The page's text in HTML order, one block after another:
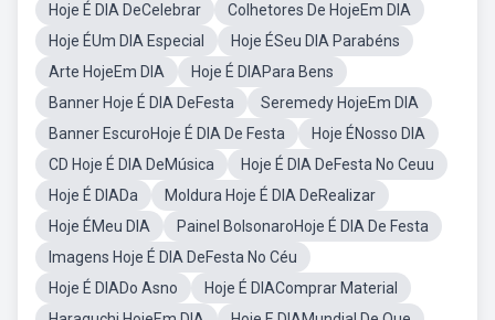
Hoje É DIA DeCelebrar
Colhetores De HojeEm DIA
Hoje ÉUm DIA Especial
Hoje ÉSeu DIA Parabéns
Arte HojeEm DIA
Hoje É DIAPara Bens
Banner Hoje É DIA DeFesta
Seremedy HojeEm DIA
Banner EscuroHoje É DIA De Festa
Hoje ÉNosso DIA
CD Hoje É DIA DeMúsica
Hoje É DIA DeFesta No Ceuu
Hoje É DIADa
Moldura Hoje É DIA DeRealizar
Hoje ÉMeu DIA
Painel BolsonaroHoje É DIA De Festa
Imagens Hoje É DIA DeFesta No Céu
Hoje É DIADo Asno
Hoje É DIAComprar Material